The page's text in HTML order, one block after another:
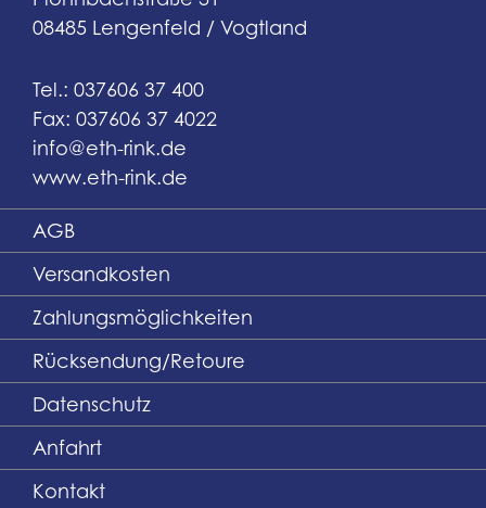
08485 Lengenfeld / Vogtland
Tel.: 037606 37 400
Fax: 037606 37 4022
info@eth-rink.de
www.eth-rink.de
Versandkosten
Zahlungsmöglichkeiten
Rücksendung/Retoure
AGB
Datenschutz
Anfahrt
Kontakt